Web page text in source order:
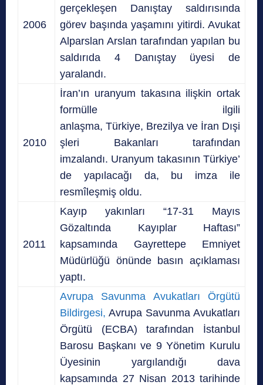
2006
gerçekleşen Danıştay saldırısında
görev başında yaşamını yitirdi. Avukat
Alparslan Arslan tarafından yapılan bu
saldırıda 4 Danıştay üyesi de
yaralandı.
2010
İran’ın uranyum takasına ilişkin ortak
formülle ilgili
anlaşma, Türkiye, Brezilya ve İran Dışi
şleri Bakanları tarafından
imzalandı. Uranyum takasının Türkiye’
de yapılacağı da, bu imza ile
resmîleşmiş oldu.
2011
Kayıp yakınları “17-31 Mayıs
Gözaltında Kayıplar Haftası”
kapsamında Gayrettepe Emniyet
Müdürlüğü önünde basın açıklaması
yaptı.
Avrupa Savunma Avukatları Örgütü
Bildirgesi, Avrupa Savunma Avukatları
Örgütü (ECBA) tarafından İstanbul
Barosu Başkanı ve 9 Yönetim Kurulu
Üyesinin yargılandığı dava
kapsamında 27 Nisan 2013 tarihinde